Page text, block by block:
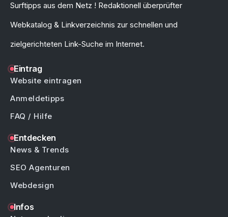
Surftipps aus dem Netz ! Redaktionell überprüfter
Webkatalog & Linkverzeichnis zur schnellen und
zielgerichteten Link-Suche im Internet.
Eintrag
Website eintragen
Anmeldetipps
FAQ / Hilfe
Entdecken
News & Trends
SEO Agenturen
Webdesign
Infos